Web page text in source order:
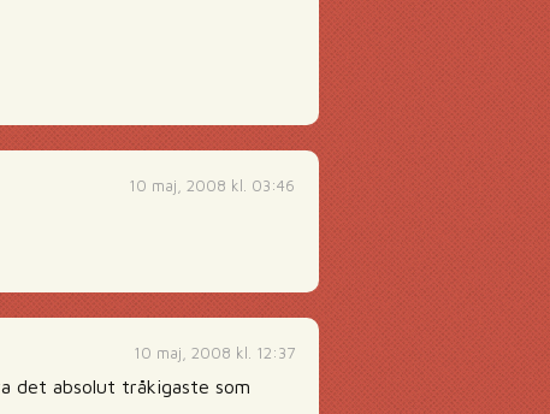
10 maj, 2008 kl. 03:46
10 maj, 2008 kl. 12:37
det absolut tråkigaste som